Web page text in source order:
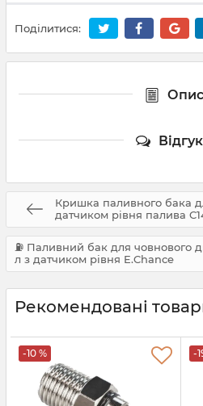
Поділитися:
Опис
Кришка паливного бака
датчиком рівня палива
⛽ Паливний бак для човнового
л з датчиком рівня E.Chance
Рекомендовані
-10 % -